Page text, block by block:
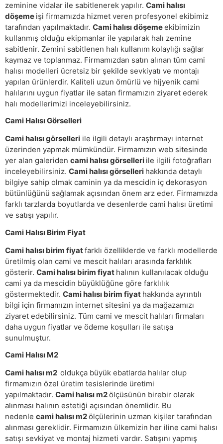
zeminine vidalar ile sabitlenerek yapılır. Cami halısı
döşeme işi firmamızda hizmet veren profesyonel ekibimiz
tarafından yapılmaktadır. Cami halısı döşemeekibimizin
kullanmış olduğu ekipmanlar ile yapılarak halı zemine
sabitlenir. Zemini sabitlenen halı kullanım kolaylığı sağlar
kaymaz ve toplanmaz. Firmamızdan satın alınan tüm cami
halısı modelleri ücretsiz bir şekilde sevkiyatı ve montajı
yapılan ürünlerdir. Kaliteli uzun ömürlü ve hijyenik cami
halılarını uygun fiyatlar ile satan firmamızın ziyaret ederek
halı modellerimizi inceleyebilirsiniz.
Cami Halısı Görselleri
Cami halısı görselleri ile ilgili detaylı araştırmayı internet
üzerinden yapmak mümkündür. Firmamızın web sitesinde
yer alan galeriden cami halısı görselleri ile ilgili fotoğrafları
inceleyebilirsiniz. Cami halısı görselleri hakkında detaylı
bilgiye sahip olmak caminin ya da mescidin iç dekorasyon
bütünlüğünü sağlamak açısından önem arz eder. Firmamızda
farklı tarzlarda boyutlarda ve desenlerde cami halısı üretimi
ve satışı yapılır.
Cami Halısı Birim Fiyat
Cami halısı birim fiyatfarklı özelliklerde ve farklı modellerde
üretilmiş olan cami ve mescit halıları arasında farklılık
gösterir. Cami halısı birim fiyat halının kullanılacak olduğu
cami ya da mescidin büyüklüğüne göre farklılık
göstermektedir. Cami halısı birim fiyat hakkında ayrıntılı
bilgi için firmamızın internet sitesini ya da mağazamızı
ziyaret edebilirsiniz. Tüm cami ve mescit halıları firmaları
daha uygun fiyatlar ve ödeme koşulları ile satışa
sunulmuştur.
Cami Halısı M2
Cami halısı m2 oldukça büyük ebatlarda halılar olup
firmamızın özel üretim tesislerinde üretimi
yapılmaktadır. Cami halısı m2ölçüsünün birebir olarak
alınması halının estetiği açısından önemlidir. Bu
nedenle cami halısı m2ölçülerinin uzman kişiler tarafından
alınması gereklidir. Firmamızın ülkemizin her iline cami halısı
satışı sevkiyat ve montaj hizmeti vardır. Satışını yapmış